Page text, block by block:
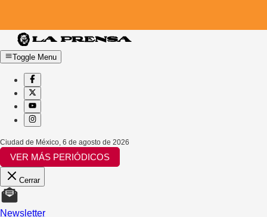
Toggle Menu
Ciudad de México 6 de agosto de 2026
VER MÁS PERIÓDICOS
Cerrar
Newsletter